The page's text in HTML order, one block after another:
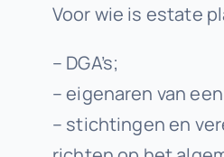
Voor wie is estate
– DGA’s;
– eigenaren van
– stichtingen en